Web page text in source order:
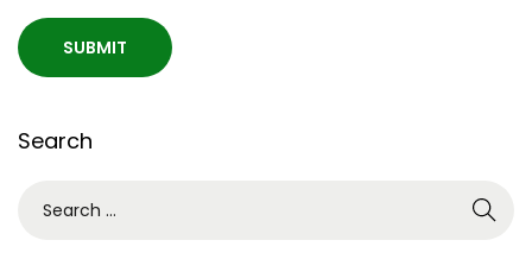
Search